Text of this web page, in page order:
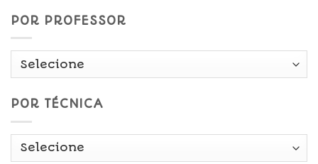
POR PROFESSOR
POR TÉCNICA